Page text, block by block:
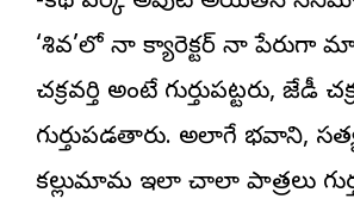
‘శివ’లో నా క్యారెక్టర్ నా
చక్రవర్తి అంటే గుర్తుపట్టరు, జేడీ
గుర్తుపడతారు. అలాగే భవాని,
కల్లుమామ ఇలా చాలా పాత్రలు